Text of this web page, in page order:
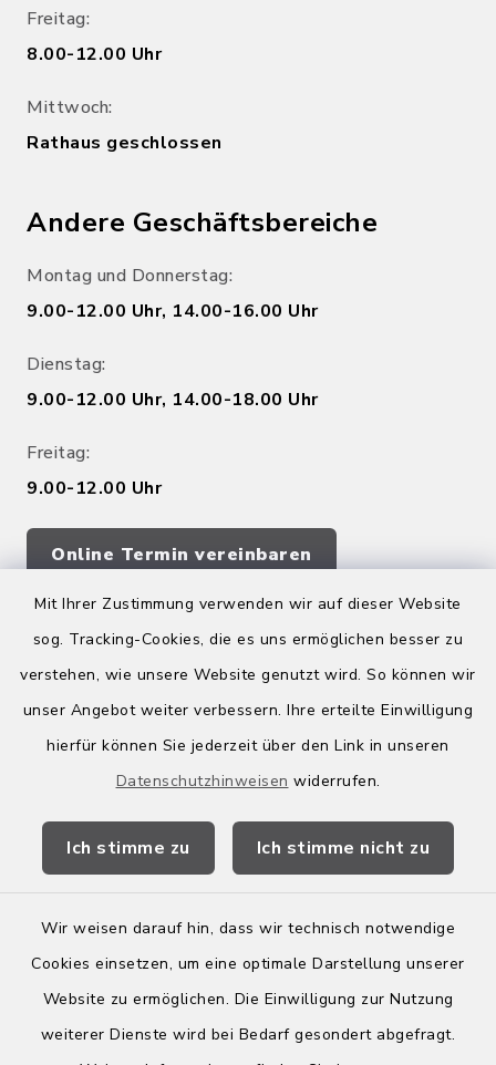
Mit Ihrer Zustimmung verwenden wir auf dieser Website
sog. Tracking-Cookies, die es uns ermöglichen besser zu
verstehen, wie unsere Website genutzt wird. So können wir
unser Angebot weiter verbessern. Ihre erteilte Einwilligung
hierfür können Sie jederzeit über den Link in unseren
Datenschutzhinweisen widerrufen.
Ich stimme zu Ich stimme nicht zu
Wir weisen darauf hin, dass wir technisch notwendige
Cookies einsetzen, um eine optimale Darstellung unserer
Website zu ermöglichen. Die Einwilligung zur Nutzung
weiterer Dienste wird bei Bedarf gesondert abgefragt.
Freitag:
8.00-12.00 Uhr
Mittwoch:
Rathaus geschlossen
Andere Geschäftsbereiche
Montag und Donnerstag:
9.00-12.00 Uhr, 14.00-16.00 Uhr
Dienstag:
9.00-12.00 Uhr, 14.00-18.00 Uhr
Freitag:
9.00-12.00 Uhr
Online Termin vereinbaren
Quicklinks
Kreis Bergstraße
Wirtschaftsregion Bergstraße
Kontakt